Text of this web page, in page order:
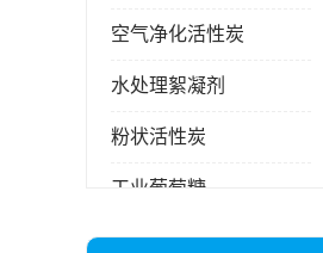
空气净化活性炭
水处理絮凝剂
粉状活性炭
工业葡萄糖
废气处理活性炭